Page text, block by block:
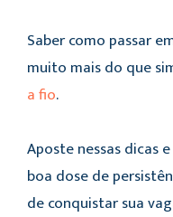
Saber como passar
muito mais do que
a fio.
Aposte nessas dicas
boa dose de
de conquistar sua